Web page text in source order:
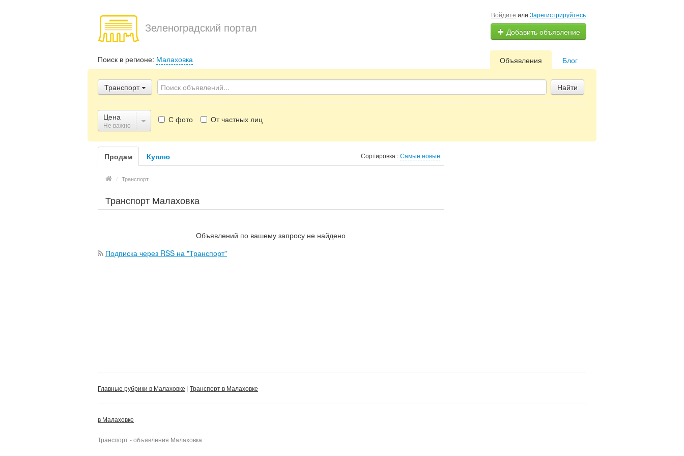
Зеленоградский портал
Войдите или Зарегистрируйтесь
Добавить объявление
Поиск в регионе: Малаховка Блог
Объявления
Транспорт Найти
Цена
Не важно
С фото От частных лиц
Продам Куплю Сортировка :Самые новые
/ Транспорт
Транспорт Малаховка
Объявлений по вашему запросу не найдено
Подписка через RSS на "Транспорт"
Главные рубрики в Малаховке Транспорт в Малаховке
в Малаховке
Транспорт - объявления Малаховка